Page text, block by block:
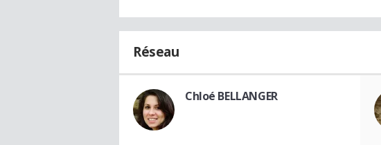
Réseau
Chloé BELLANGER